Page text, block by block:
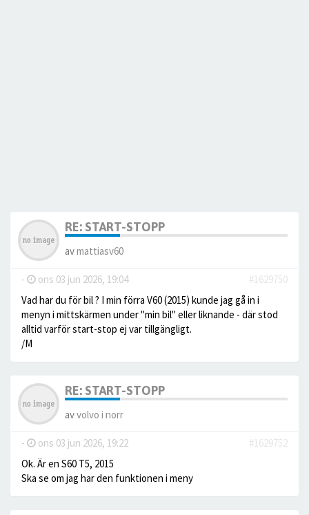
RE: START-STOPP
avmattiasv60
- ons 03 jun 2026, 19:04
#1629750
Vad har du för bil ? I min förra V60 (2015) kunde jag gå in i
menyn i mittskärmen under "min bil" eller liknande - där stod
alltid varför start-stop ej var tillgängligt.
/M
RE: START-STOPP
avvolvo i norr
- ons 03 jun 2026, 19:22
#1629752
Ok. Är en S60 T5, 2015
Ska se om jag har den funktionen i meny